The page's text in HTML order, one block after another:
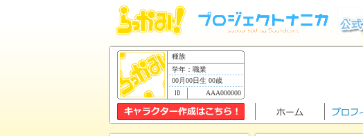
種族
学年：職業
00月00日生 00歳
AAA000000